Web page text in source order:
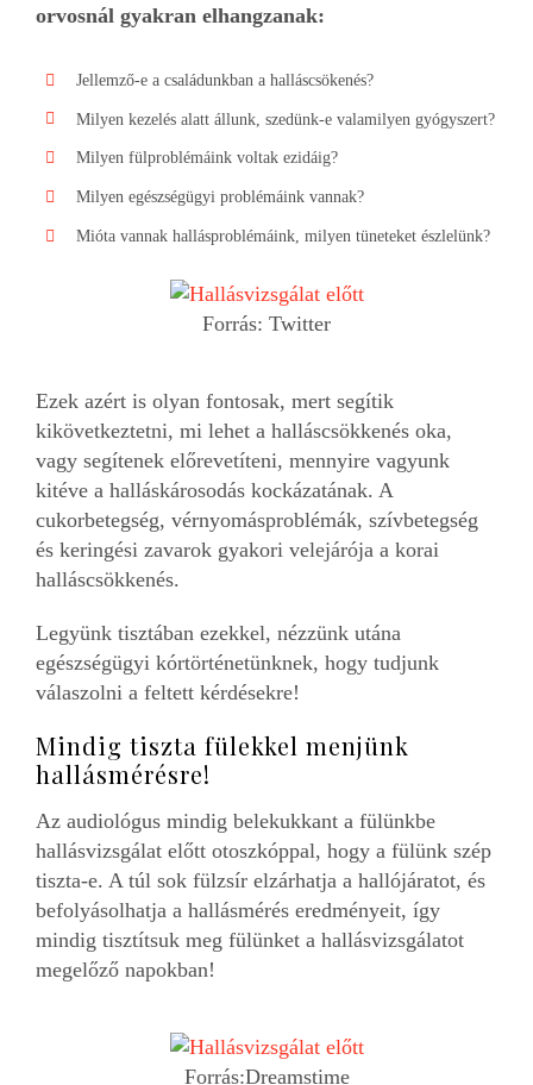
orvosnál gyakran elhangzanak:
Jellemző-e a családunkban a halláscsökenés?
Milyen kezelés alatt állunk, szedünk-e valamilyen gyógyszert?
Milyen fülproblémáink voltak ezidáig?
Milyen egészségügyi problémáink vannak?
Mióta vannak hallásproblémáink, milyen tüneteket észlelünk?
Forrás: Twitter
Ezek azért is olyan fontosak, mert segítik
kikövetkeztetni, mi lehet a halláscsökkenés oka,
vagy segítenek előrevetíteni, mennyire vagyunk
kitéve a halláskárosodás kockázatának. A
cukorbetegség, vérnyomásproblémák, szívbetegség
és keringési zavarok gyakori velejárója a korai
halláscsökkenés.
Legyünk tisztában ezekkel, nézzünk utána
egészségügyi kórtörténetünknek, hogy tudjunk
válaszolni a feltett kérdésekre!
Mindig tiszta fülekkel menjünk
hallásmérésre!
Az audiológus mindig belekukkant a fülünkbe
hallásvizsgálat előtt otoszkóppal, hogy a fülünk szép
tiszta-e. A túl sok fülzsír elzárhatja a hallójáratot, és
befolyásolhatja a hallásmérés eredményeit, így
mindig tisztítsuk meg fülünket a hallásvizsgálatot
megelőző napokban!
Forrás:Dreamstime